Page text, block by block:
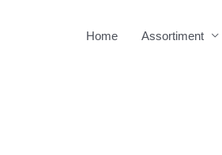
Home Assortiment